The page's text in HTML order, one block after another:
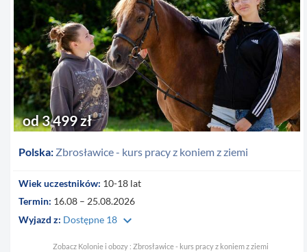
Polska: Zbrosławice - kurs pracy z koniem z ziemi
od 3 499 zł
Wiek uczestników: 10-18 lat
Termin: 16.08 – 25.08.2026
Wyjazd z: Dostępne 18 keyboard_arrow_down
Zobacz Kolonie i obozy : Zbrosławice - kurs pracy z koniem z ziemi